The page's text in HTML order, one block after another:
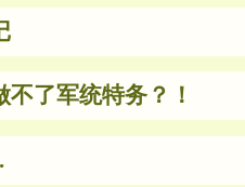
了军统特务？！